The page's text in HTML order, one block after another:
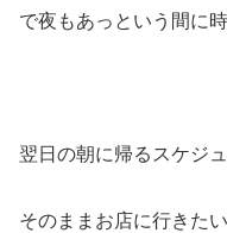
で夜もあっという間に
翌日の朝に帰るスケジュ
そのままお店に行きた